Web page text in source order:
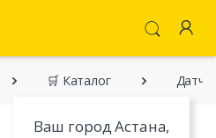
Ваш город Астана,
🛒 Каталог